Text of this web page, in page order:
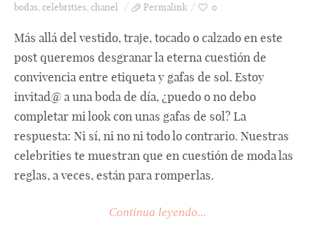
bodas celebrities chanel Permalink 0
Más allá del vestido, traje, tocado o calzado en este
post queremos desgranar la eterna cuestión de
convivencia entre etiqueta y gafas de sol. Estoy
invitad@ a una boda de día, ¿puedo o no debo
completar mi look con unas gafas de sol? La
respuesta: Ni sí, ni no ni todo lo contrario. Nuestras
celebrities te muestran que en cuestión de moda las
reglas, a veces, están para romperlas.
Continua leyendo...